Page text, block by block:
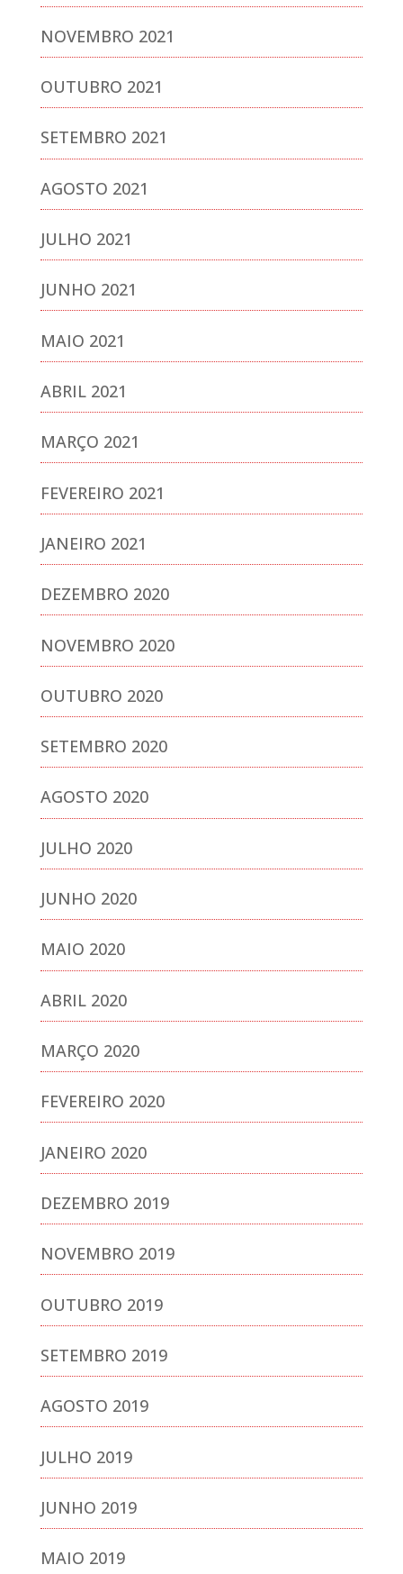
NOVEMBRO 2021
OUTUBRO 2021
SETEMBRO 2021
AGOSTO 2021
JULHO 2021
JUNHO 2021
MAIO 2021
ABRIL 2021
MARÇO 2021
FEVEREIRO 2021
JANEIRO 2021
DEZEMBRO 2020
NOVEMBRO 2020
OUTUBRO 2020
SETEMBRO 2020
AGOSTO 2020
JULHO 2020
JUNHO 2020
MAIO 2020
ABRIL 2020
MARÇO 2020
FEVEREIRO 2020
JANEIRO 2020
DEZEMBRO 2019
NOVEMBRO 2019
OUTUBRO 2019
SETEMBRO 2019
AGOSTO 2019
JULHO 2019
JUNHO 2019
MAIO 2019